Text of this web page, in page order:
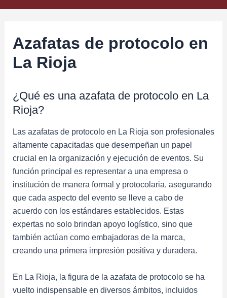
Azafatas de protocolo en
La Rioja
¿Qué es una azafata de protocolo en La
Rioja?
Las azafatas de protocolo en La Rioja son profesionales
altamente capacitadas que desempeñan un papel
crucial en la organización y ejecución de eventos. Su
función principal es representar a una empresa o
institución de manera formal y protocolaria, asegurando
que cada aspecto del evento se lleve a cabo de
acuerdo con los estándares establecidos. Estas
expertas no solo brindan apoyo logístico, sino que
también actúan como embajadoras de la marca,
creando una primera impresión positiva y duradera.
En La Rioja, la figura de la azafata de protocolo se ha
vuelto indispensable en diversos ámbitos, incluidos